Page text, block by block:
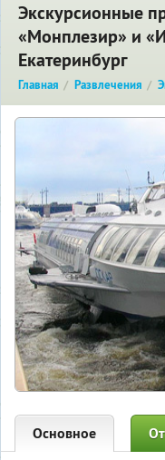
Экскурсионные
«Монплезир» и
Екатеринбург
Главная Развлечения
Основное